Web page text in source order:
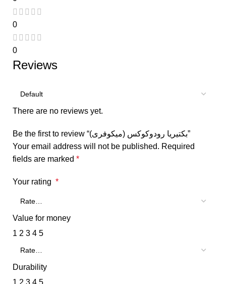
0
0
Reviews
There are no reviews yet.
Be the first to review “بكتيريا رودوكوكس (ميكوفرى)”
Your email address will not be published. Required
fields are marked *
Your rating *
Value for money
1 2 3 4 5
Durability
1 2 3 4 5